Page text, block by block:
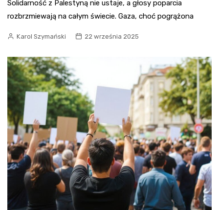
Solidarność z Palestyną nie ustaje, a głosy poparcia
rozbrzmiewają na całym świecie. Gaza, choć pogrążona
Karol Szymański 22 września 2025